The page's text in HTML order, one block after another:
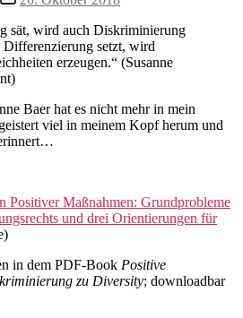
sät, wird auch Diskriminierung
Differenzierung setzt, wird
erzeugen.“ (Susanne
Baer hat es nicht mehr in mein
viel in meinem Kopf herum und
Positiver Maßnahmen: Grundprobleme
und drei Orientierungen für
in dem PDF-Book Positive
zu Diversity; downloadbar